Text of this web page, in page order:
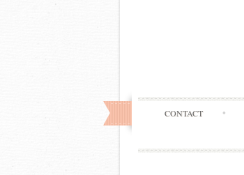
CONTACT